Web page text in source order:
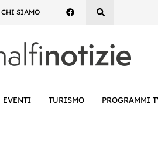
CHI SIAMO
EVENTI TURISMO PROGRAMMI